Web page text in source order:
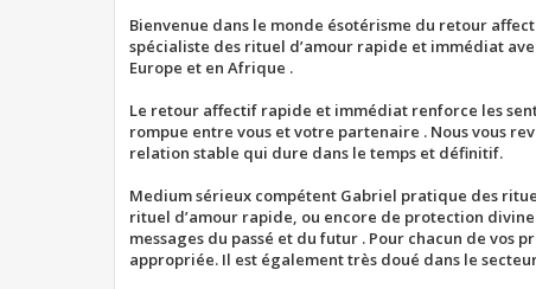
Bienvenue dans le monde ésotérisme du retour
spécialiste des rituel d’amour rapide et immédiat
Europe et en Afrique .
Le retour affectif rapide et immédiat renforce les
rompue entre vous et votre partenaire . Nous vous
relation stable qui dure dans le temps et définitif.
Medium sérieux compétent Gabriel pratique des
rituel d’amour rapide, ou encore de protection
messages du passé et du futur . Pour chacun de
appropriée. Il est également très doué dans le